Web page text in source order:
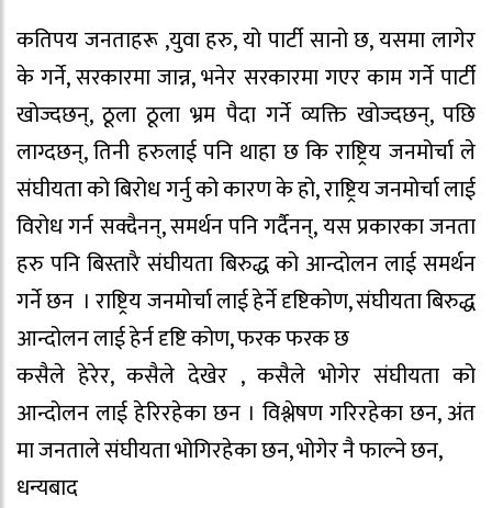
कतिपय जनताहरू ,युवा हरु, यो पार्टी सानो छ, यसमा लागेर
के गर्ने, सरकारमा जान्न, भनेर सरकारमा गएर काम गर्ने पार्टी
खोज्दछन्, ठूला ठूला भ्रम पैदा गर्ने व्यक्ति खोज्दछन्, पछि
लाग्दछन्, तिनी हरुलाई पनि थाहा छ कि राष्ट्रिय जनमोर्चा ले
संघीयता को बिरोध गर्नु को कारण के हो, राष्ट्रिय जनमोर्चा लाई
विरोध गर्न सक्दैनन्, समर्थन पनि गर्दैनन्, यस प्रकारका जनता
हरु पनि बिस्तारै संघीयता बिरुद्ध को आन्दोलन लाई समर्थन
गर्ने छन । राष्ट्रिय जनमोर्चा लाई हेर्ने दृष्टिकोण, संघीयता बिरुद्ध
आन्दोलन लाई हेर्न दृष्टि कोण, फरक फरक छ
कसैले हेरेर, कसैले देखेर , कसैले भोगेर संघीयता को
आन्दोलन लाई हेरिरहेका छन । विश्लेषण गरिरहेका छन, अंत
मा जनताले संघीयता भोगिरहेका छन, भोगेर नै फाल्ने छन,
धन्यबाद